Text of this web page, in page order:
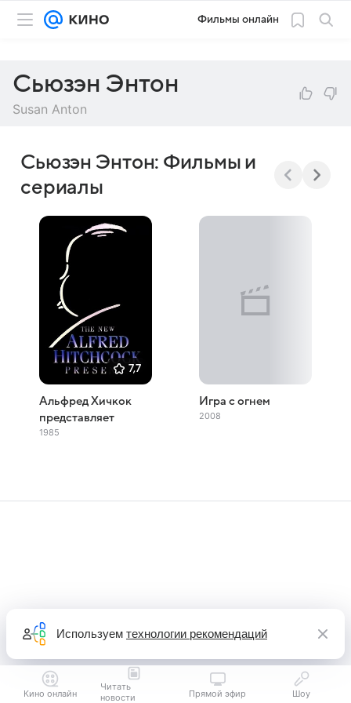
Фильмы онлайн
Сьюзэн Энтон
Susan Anton
Сьюзэн Энтон: Фильмы и
сериалы
7,7
Альфред Хичкок
представляет
1985
Игра с огнем
2008
Кино онлайн
Читать
новости
Прямой эфир Шоу
Используем технологии рекомендаций